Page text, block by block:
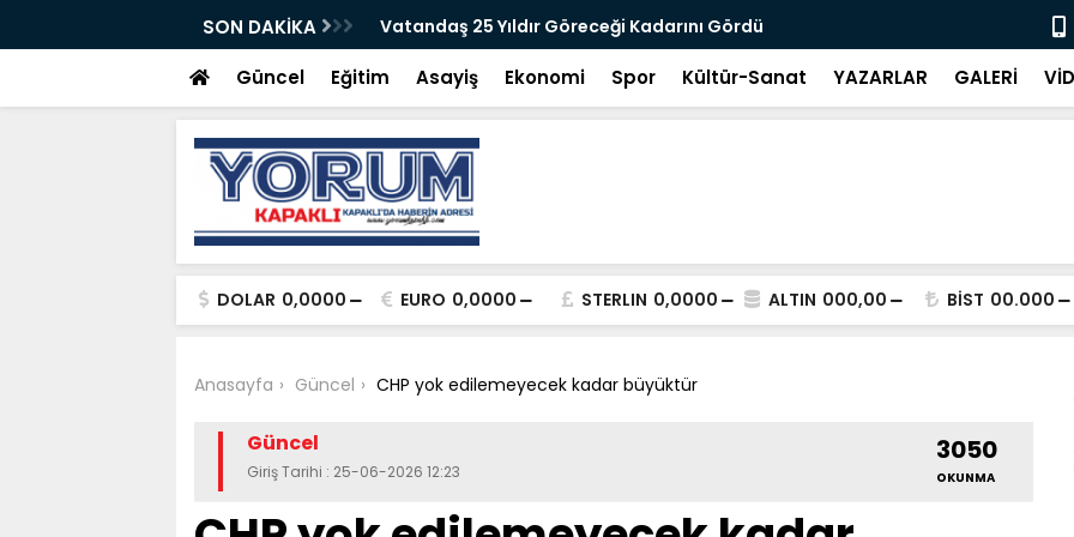
SON DAKİKA Vatandaş 25 Yıldır Göreceği Kadarını Gördü Hâlâ
Güncel Eğitim Asayiş Ekonomi Spor Kültür-Sanat YAZARLAR GALERİ
DOLAR 0,0000 EURO 0,0000 STERLIN 0,0000 ALTIN 000,00 BİST 00.000
Anasayfa Güncel CHP yok edilemeyecek kadar büyüktür
Güncel
Giriş Tarihi : 25-06-2026 12:23
3050
OKUNMA